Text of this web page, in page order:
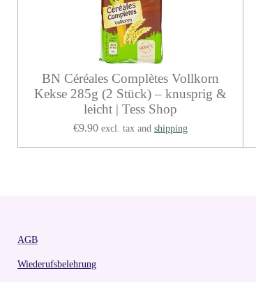
BN Céréales Complètes Vollkorn
Kekse 285g (2 Stück) – knusprig &
leicht | Tess Shop
€9.90 excl. tax andshipping
AGB
Wiederufsbelehrung